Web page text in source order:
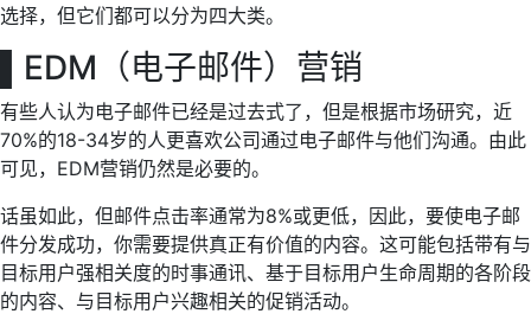
选择，但它们都可以分为四大类。
EDM（电子邮件）营销
有些人认为电子邮件已经是过去式了，但是根据市场研究，近
70%的18-34岁的人更喜欢公司通过电子邮件与他们沟通。由此
可见，EDM营销仍然是必要的。
话虽如此，但邮件点击率通常为8%或更低，因此，要使电子邮
件分发成功，你需要提供真正有价值的内容。这可能包括带有与
目标用户强相关度的时事通讯、基于目标用户生命周期的各阶段
的内容、与目标用户兴趣相关的促销活动。